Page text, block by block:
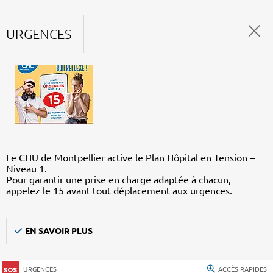
URGENCES
Le CHU de Montpellier active le Plan Hôpital en Tension –
Niveau 1.
Pour garantir une prise en charge adaptée à chacun,
appelez le 15 avant tout déplacement aux urgences.
EN SAVOIR PLUS
URGENCES ACCÈS RAPIDES